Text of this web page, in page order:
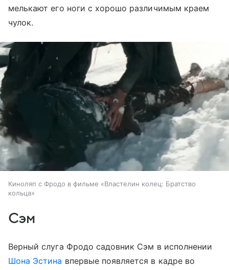
мелькают его ноги с хорошо различимым краем
чулок.
Киноляп с Фродо в фильме «Властелин колец: Братство
кольца»
Сэм
Верный слуга Фродо садовник Сэм в исполнении
Шона Эстина впервые появляется в кадре во